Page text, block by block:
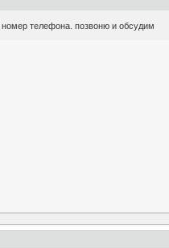
номер телефона. позвоню и обсудим